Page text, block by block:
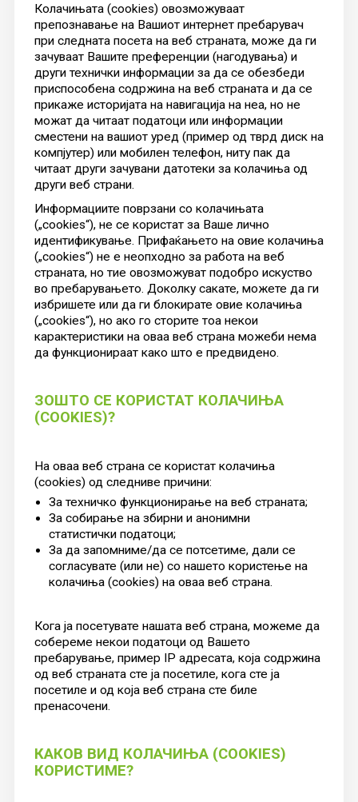
Колачињата (cookies) овозможуваат
препознавање на Вашиот интернет пребарувач
при следната посета на веб страната, може да ги
зачуваат Вашите преференции (нагодувања) и
други технички информации за да се обезбеди
приспособена содржина на веб страната и да се
прикаже историјата на навигација на неа, но не
можат да читаат податоци или информации
сместени на вашиот уред (пример од тврд диск на
компјутер) или мобилен телефон, ниту пак да
читаат други зачувани датотеки за колачиња од
други веб страни.
Информациите поврзани со колачињата
(„cookies“), не се користат за Ваше лично
идентификување. Прифаќањето на овие колачиња
(„cookies“) не е неопходно за работа на веб
страната, но тие овозможуват подобро искуство
во пребарувањето. Доколку сакате, можете да ги
избришете или да ги блокирате овие колачиња
(„cookies“), но ако го сторите тоа некои
карактеристики на оваа веб страна можеби нема
да функционираат како што е предвидено.
ЗОШТО СЕ КОРИСТАТ КОЛАЧИЊА
(COOKIES)?
На оваа веб страна се користат колачиња
(cookies) од следниве причини:
За техничко функционирање на веб страната;
За собирање на збирни и анонимни
статистички податоци;
За да запомниме/да се потсетиме, дали се
согласувате (или не) со нашето користење на
колачиња (cookies) на оваа веб страна.
Кога ја посетувате нашата веб страна, можеме да
собереме некои податоци од Вашето
пребарување, пример IP адресата, која содржина
од веб страната сте ја посетиле, кога сте ја
посетиле и од која веб страна сте биле
пренасочени.
КАКОВ ВИД КОЛАЧИЊА (COOKIES)
КОРИСТИМЕ?